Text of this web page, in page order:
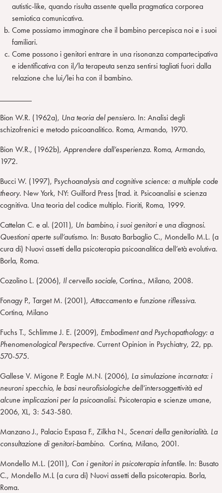
autistic-like, quando risulta assente quella pragmatica corporea
semiotica comunicativa.
Come possiamo immaginare che il bambino percepisca noi e i suoi
familiari.
Come possono i genitori entrare in una risonanza compartecipativa
e identificativa con il/la terapeuta senza sentirsi tagliati fuori dalla
relazione che lui/lei ha con il bambino.
Bion W.R. (1962a), Una teoria del pensiero. In: Analisi degli
schizofrenici e metodo psicoanalitico. Roma, Armando, 1970.
Bion W.R., (1962b), Apprendere dall’esperienza. Roma, Armando,
1972.
Bucci W. (1997), Psychoanalysis and cognitive science: a multiple code
theory. New York, NY: Guilford Press [trad. it. Psicoanalisi e scienza
cognitiva. Una teoria del codice multiplo. Fioriti, Roma, 1999.
Cattelan C. e al. (2011), Un bambino, i suoi genitori e una diagnosi.
Questioni aperte sull’autismo. In: Busato Barbaglio C., Mondello M.L. (a
cura di) Nuovi assetti della psicoterapia psicoanalitica dell’età evolutiva.
Borla, Roma.
Cozolino L. (2006), Il cervello sociale, Cortina., Milano, 2008.
Fonagy P., Target M. (2001), Attaccamento e funzione riflessiva.
Cortina, Milano
Fuchs T., Schlimme J. E. (2009), Embodiment and Psychopathology: a
Phenomenological Perspective. Current Opinion in Psychiatry, 22, pp.
570-575.
Gallese V. Migone P. Eagle M.N. (2006), La simulazione incarnata: i
neuroni specchio, le basi neurofisiologiche dell’intersoggettività ed
alcune implicazioni per la psicoanalisi. Psicoterapia e scienze umane,
2006, XL, 3: 543-580.
Manzano J., Palacio Espasa F., Zilkha N., Scenari della genitorialità. La
consultazione di genitori-bambino. Cortina, Milano, 2001.
Mondello M.L. (2011), Con i genitori in psicoterapia infantile. In: Busato
C., Mondello M.L (a cura di) Nuovi assetti della psicoterapia. Borla,
Roma.